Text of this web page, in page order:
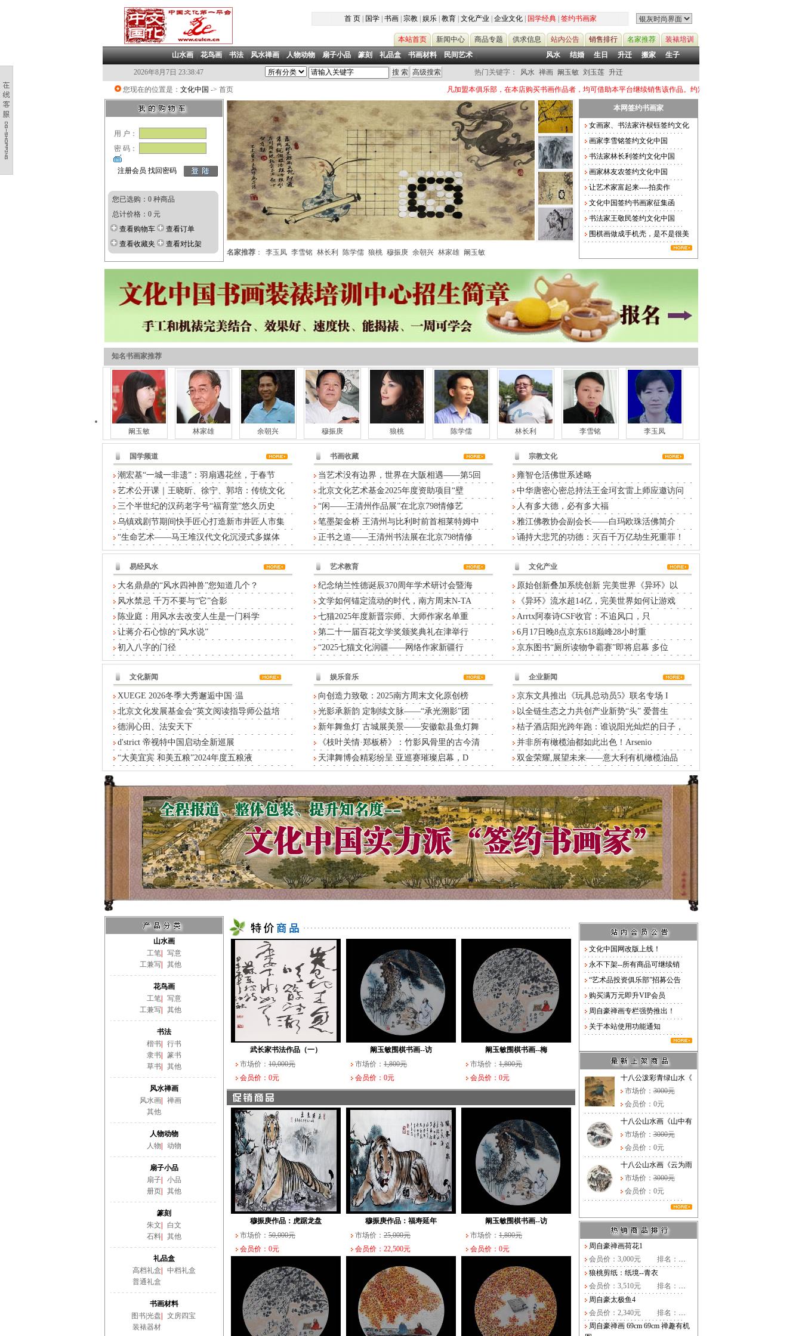
首 页| 国学| 书画| 宗教| 娱乐| 教育| 文化产业 企业文化| 国学经典| 签约书画家
本站首页 新闻中心 商品专题 供求信息 站内公告 销售排行 名家推荐
装裱培训
山水画|花鸟画|书法|风水禅画|人物动物|扇子小品|篆刻 |礼品盒|书画材料|民间艺术| 风水 结婚 生日 升迁 搬家 生子
2026年8月7日 23:38:48 热门关键字： 风水 禅画 阚玉敏 刘玉莲 升迁
您现在的位置是： 文化中国 -> 首页 凡加盟本俱乐部，在本店购买书画作品者，均可借助本平台继续销售该作品。约定价格联系电话：13124788558 QQ：
用 户：
密 码：
注册会员 找回密码
您已选购：0 种商品
总计价格：0 元
查看购物车
查看订单
查看收藏夹
查看对比架
名家推荐 ： 李玉凤 李雪铭 林长利 陈学儒 狼桃 穆振庚 余朝兴 林家雄 阚玉敏
本网签约书画家
女画家、书法家许棂钰签约文化
画家李雪铭签约文化中国
书法家林长利签约文化中国
画家林友农签约文化中国
让艺术家富起来----拍卖作
文化中国签约书画家征集函
书法家王敬民签约文化中国
围棋画做成手机壳，是不是很美
知名书画家推荐
阚玉敏 林家雄 余朝兴 穆振庚 狼桃 陈学儒 林长利 李雪铭 李玉凤
国学频道
潮宏基“一城一非遗”：羽扇遇花丝，于春节
艺术公开课｜王晓昕、徐宁、郭培：传统文化
三个半世纪的汉药老字号“福育堂”悠久历史
乌镇戏剧节期间快手匠心打造新市井匠人市集
“生命艺术——马王堆汉代文化沉浸式多媒体
书画收藏
当艺术没有边界，世界在大阪相遇——第5回
北京文化艺术基金2025年度资助项目“壁
“闲——王清州作品展”在北京798情修艺
笔墨架金桥 王清州与比利时前首相莱特姆中
正书之道——王清州书法展在北京798情修
宗教文化
雍智仓活佛世系述略
中华唐密心密总持法王金珂玄雷上师应邀访问
人有多大德，必有多大福
雅江佛教协会副会长——白玛欧珠活佛简介
诵持大悲咒的功德：灭百千万亿劫生死重罪！
易经风水
大名鼎鼎的“风水四神兽”您知道几个？
风水禁忌 千万不要与“它”合影
陈业庭：用风水去改变人生是一门科学
让蒋介石心惊的“风水说”
初入八字的门径
艺术教育
纪念纳兰性德诞辰370周年学术研讨会暨海
文学如何锚定流动的时代，南方周末N-TA
七猫2025年度新晋宗师、大师作家名单重
第二十一届百花文学奖颁奖典礼在津举行
“2025七猫文化润疆——网络作家新疆行
文化产业
原始创新叠加系统创新 完美世界《异环》以
《异环》流水超14亿，完美世界如何让游戏
Arrtx阿泰诗CSF收官：不追风口，只
6月17日晚8点京东618巅峰28小时重
京东图书“厕所读物争霸赛”即将启幕 多位
文化新闻
XUEGE 2026冬季大秀邂逅中国·温
北京文化发展基金会“英文阅读指导师公益培
德润心田、法安天下
d'strict 帝视特中国启动全新巡展
“大美宜宾 和美五粮”2024年度五粮液
娱乐音乐
向创造力致敬：2025南方周末文化原创榜
光影承新韵 定制续文脉——“承光溯影”团
新年舞鱼灯 古城展美景——安徽歙县鱼灯舞
《枝叶关情·郑板桥》：竹影风骨里的古今清
天津舞博会精彩纷呈 亚巡赛璀璨启幕，D
企业新闻
京东文具推出《玩具总动员5》联名专场 I
以全链生态之力共创产业新势“头” 爱普生
桔子酒店阳光跨年跑：谁说阳光灿烂的日子，
并非所有橄榄油都如此出色！Arsenio
双金荣耀,展望未来——意大利有机橄榄油品
山水画
工笔|
写意
工兼写| 其他
花鸟画
工笔|
写意
工兼写| 其他
书法
楷书
行书
隶书
篆书
草书
其他
风水禅画
风水画|
禅画
其他
人物动物
人物
动物
扇子小品
扇子|
小品
册页| 其他
篆刻
朱文
白文
石料| 其他
礼品盒
高档礼盒
中档礼盒
普通礼盒
书画材料
图书|光盘
文房四宝
装裱器材
武长家书法作品（一）
市场价： 10,000元
会员价：0元
阚玉敏围棋书画--访
市场价： 1,800元
会员价：0元
阚玉敏围棋书画--梅
市场价： 1,800元
会员价：0元
穆振庚作品：虎踞龙盘
市场价： 50,000元
会员价：0元
穆振庚作品：福寿延年
市场价： 25,000元
会员价：22,500元
阚玉敏围棋书画--访
市场价： 1,800元
会员价：0元
文化中国网改版上线！
永不下架--所有商品可继续销
“艺术品投资俱乐部”招募公告
购买满万元即升VIP会员
周自豪禅画专栏强势推出！
关于本站使用功能通知
十八公泼彩青绿山水《
市场价：3000元
会员价：0元
十八公山水画《山中有
市场价：3000元
会员价：0元
十八公山水画《云为雨
市场价：3000元
会员价：0元
周自豪禅画荷花1
会员价：3,000元
排名： …
狼桃剪纸：纸境--青衣
会员价：3,510元
排名： …
周自豪太极鱼4
会员价：2,340元
排名： …
周自豪禅画 69cm 69cm 禅趣有机